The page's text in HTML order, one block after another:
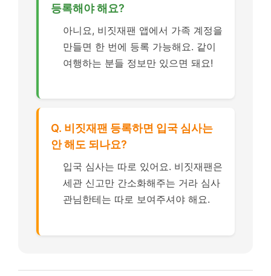
등록해야 해요?
아니요, 비짓재팬 앱에서 가족 계정을
만들면 한 번에 등록 가능해요. 같이
여행하는 분들 정보만 있으면 돼요!
Q. 비짓재팬 등록하면 입국 심사는
안 해도 되나요?
입국 심사는 따로 있어요. 비짓재팬은
세관 신고만 간소화해주는 거라 심사
관님한테는 따로 보여주셔야 해요.